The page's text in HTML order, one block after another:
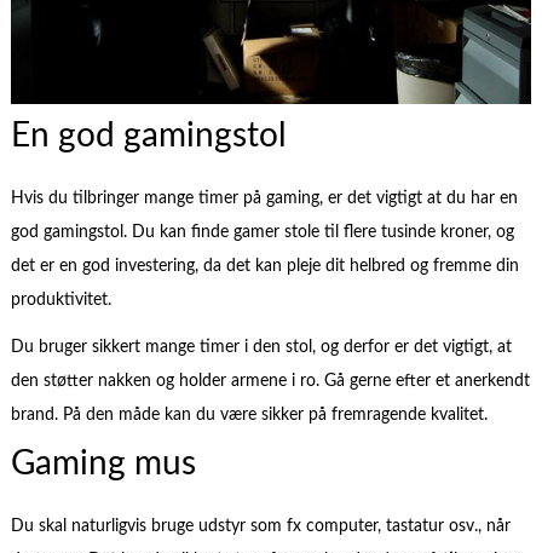
En god gamingstol
Hvis du tilbringer mange timer på gaming, er det vigtigt at du har en
god gamingstol. Du kan finde gamer stole til flere tusinde kroner, og
det er en god investering, da det kan pleje dit helbred og fremme din
produktivitet.
Du bruger sikkert mange timer i den stol, og derfor er det vigtigt, at
den støtter nakken og holder armene i ro. Gå gerne efter et anerkendt
brand. På den måde kan du være sikker på fremragende kvalitet.
Gaming mus
Du skal naturligvis bruge udstyr som fx computer, tastatur osv., når